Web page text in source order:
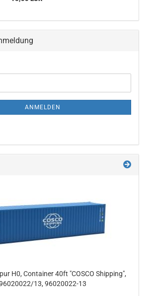
ANMELDEN
H0, Container 40ft "COSCO Shipping",
13, 96020022-13